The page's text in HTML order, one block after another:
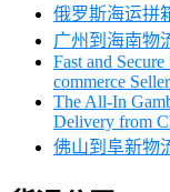
俄罗斯海运拼
广州到海南物
Fast and
commerce
The All-In
Delivery from
佛山到阜新物